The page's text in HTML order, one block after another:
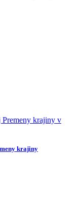
krajiny